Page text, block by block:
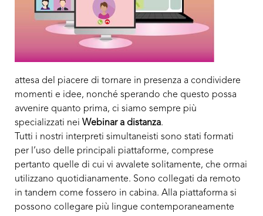
attesa del piacere di tornare in presenza a condividere
momenti e idee, nonché sperando che questo possa
avvenire quanto prima, ci siamo sempre più
specializzati nei Webinar a distanza.
Tutti i nostri interpreti simultaneisti sono stati formati
per l’uso delle principali piattaforme, comprese
pertanto quelle di cui vi avvalete solitamente, che ormai
utilizzano quotidianamente. Sono collegati da remoto
in tandem come fossero in cabina. Alla piattaforma si
possono collegare più lingue contemporaneamente